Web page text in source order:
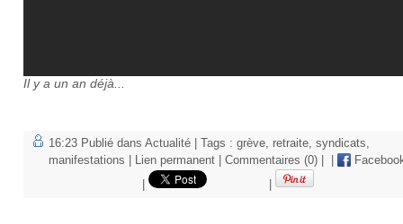
Il y a un an déjà...
16:23 Publié dans Actualité | Tags : grève retraite syndicats
manifestations
Lien permanent Commentaires (0)